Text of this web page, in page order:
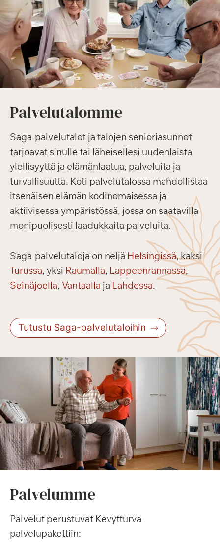
Palvelutalomme
Saga-palvelutalot ja talojen senioriasunnot
tarjoavat sinulle tai läheisellesi uudenlaista
ylellisyyttä ja elämänlaatua, palveluita ja
turvallisuutta. Koti palvelutalossa mahdollistaa
itsenäisen elämän kodinomaisessa ja
aktiivisessa ympäristössä, jossa on saatavilla
monipuolisesti laadukkaita palveluita.
Saga-palvelutaloja on neljä Helsingissä, kaksi
Turussa, yksi Raumalla, Lappeenrannassa,
Seinäjoella, Vantaalla ja Lahdessa.
Tutustu Saga-palvelutaloihin
Palvelumme
Palvelut perustuvat Kevytturva-
palvelupakettiin: